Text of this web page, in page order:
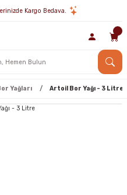
Kargo Bedava.
Yağları Artoil Bor Yağı - 3 Litre